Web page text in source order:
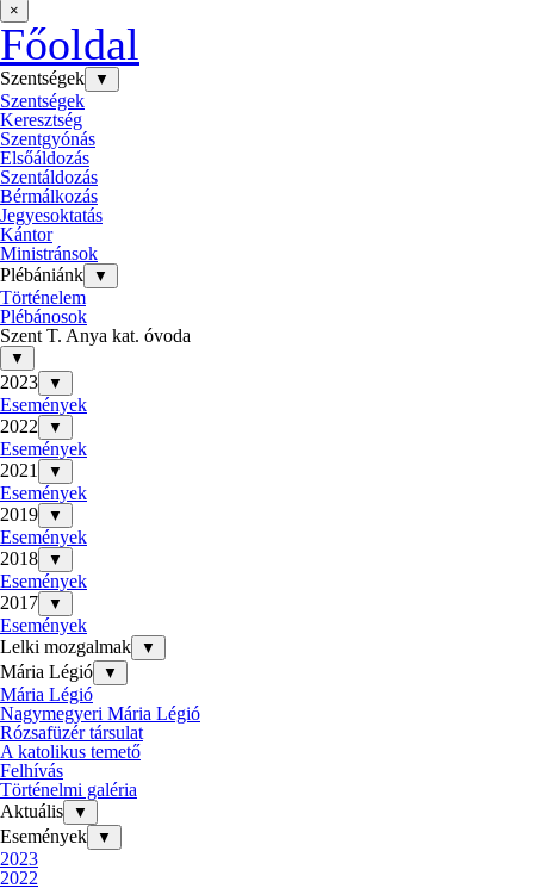
×
Főoldal
Szentségek ▼
Szentségek
Keresztség
Szentgyónás
Elsőáldozás
Szentáldozás
Bérmálkozás
Jegyesoktatás
Kántor
Ministránsok
Plébániánk
▼
Történelem
Plébánosok
Szent T. Anya kat. óvoda
▼
2023 ▼
Események
2022
▼
Események
2021
▼
Események
2019
▼
Események
2018
▼
Események
2017
▼
Események
Lelki mozgalmak
▼
Mária Légió ▼
Mária Légió
Nagymegyeri Mária Légió
Rózsafüzér társulat
A katolikus temető
Felhívás
Történelmi galéria
Aktuális
▼
Események ▼
2023
2022